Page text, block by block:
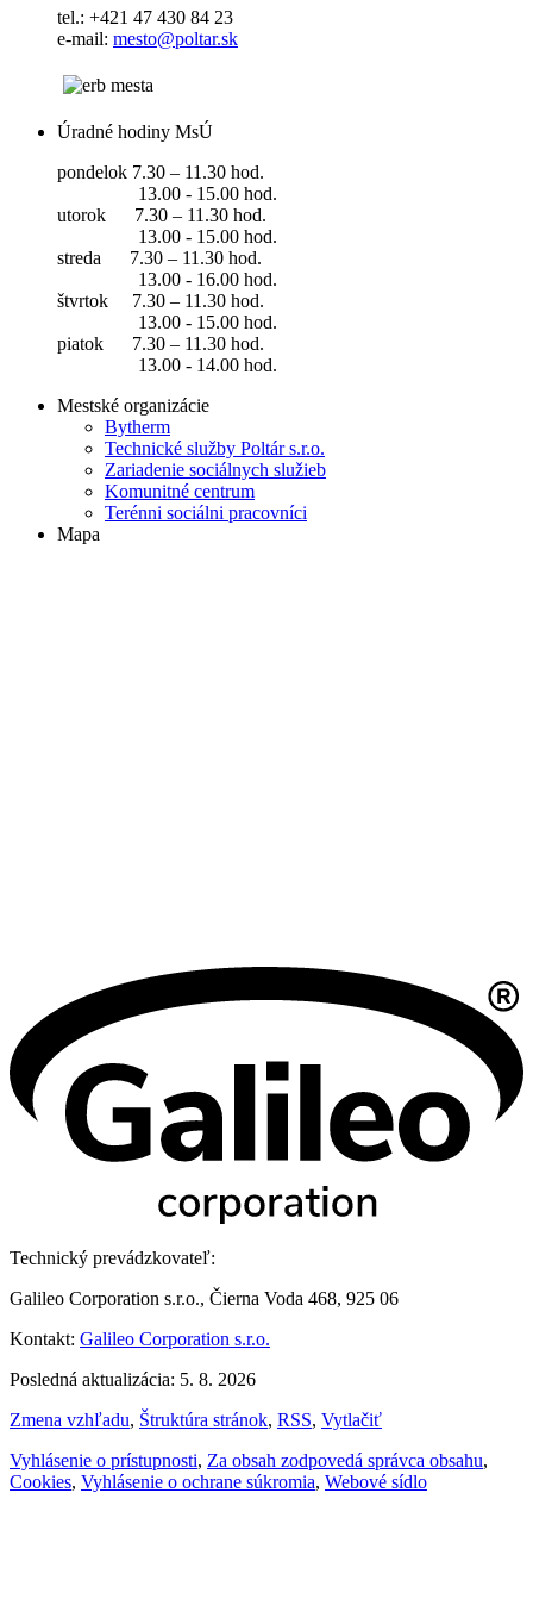
tel.: +421 47 430 84 23
e-mail: mesto@poltar.sk
Úradné hodiny MsÚ
pondelok 7.30 – 11.30 hod.
13.00 - 15.00 hod.
utorok 7.30 – 11.30 hod.
13.00 - 15.00 hod.
streda 7.30 – 11.30 hod.
13.00 - 16.00 hod.
štvrtok 7.30 – 11.30 hod.
13.00 - 15.00 hod.
piatok 7.30 – 11.30 hod.
13.00 - 14.00 hod.
Mestské organizácie
Bytherm
Technické služby Poltár s.r.o.
Zariadenie sociálnych služieb
Komunitné centrum
Terénni sociálni pracovníci
Mapa
Technický prevádzkovateľ:
Galileo Corporation s.r.o., Čierna Voda 468, 925 06
Kontakt: Galileo Corporation s.r.o.
Posledná aktualizácia: 5. 8. 2026
Zmena vzhľadu, Štruktúra stránok, RSS, Vytlačiť
Vyhlásenie o prístupnosti, Za obsah zodpovedá správca obsahu,
Cookies, Vyhlásenie o ochrane súkromia, Webové sídlo